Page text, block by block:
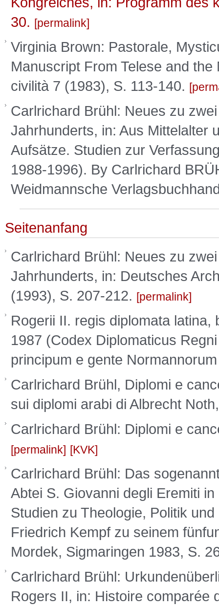
30.
permalink
Virginia Brown: Pastorale,
Manuscript From Telese and
civilità 7 (1983), S. 113-140.
Carlrichard Brühl: Neues zu
Jahrhunderts, in: Aus Mittelalter
Aufsätze. Studien zur
1988-1996). By Carlrichard
Weidmannsche
Seitenanfang
Carlrichard Brühl: Neues zu
Jahrhunderts, in: Deutsches
(1993), S. 207-212.
permalink
Rogerii II. regis diplomata
1987 (Codex Diplomaticus
principum e gente
Carlrichard Brühl, Diplomi e
sui diplomi arabi di Albrecht
Carlrichard Brühl: Diplomi e
permalink KVK
Carlrichard Brühl: Das
Abtei S. Giovanni degli Eremiti
Studien zu Theologie, Politik
Friedrich Kempf zu seinem
Mordek, Sigmaringen 1983, S.
Carlrichard Brühl:
Rogers II, in: Histoire comparée